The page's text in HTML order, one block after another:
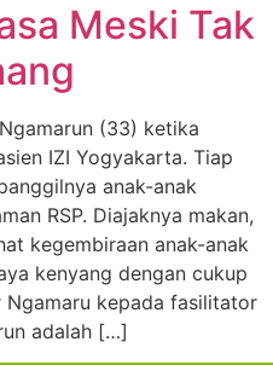
Meski Tak
(33) ketika
IZI Yogyakarta. Tiap
anak-anak
RSP. Diajaknya makan,
kegembiraan anak-anak
kenyang dengan cukup
Ngamaru kepada fasilitator
adalah […]